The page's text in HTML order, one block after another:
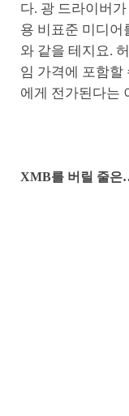
다. 광 드라이버
용 비표준 미디어
와 같을 테지요.
임 가격에 포함할
에게 전가된다는
XMB를 버릴 줄